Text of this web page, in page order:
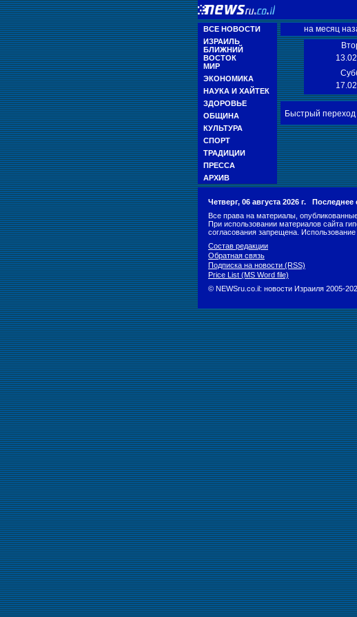
ВСЕ НОВОСТИ
ИЗРАИЛЬ
БЛИЖНИЙ
ВОСТОК
МИР
ЭКОНОМИКА
НАУКА И ХАЙТЕК
ЗДОРОВЬЕ
ОБЩИНА
КУЛЬТУРА
СПОРТ
ТРАДИЦИИ
ПРЕССА
АРХИВ
на месяц
Быстрый переход
Четверг, 06 августа 2026 г. Последнее
Все права на материалы,
При использовании материалов сайта
согласования запрещена.
Состав редакции
Обратная связь
Подписка на новости (RSS)
Price List (MS Word file)
© NEWSru.co.il: новости Израиля 2005-